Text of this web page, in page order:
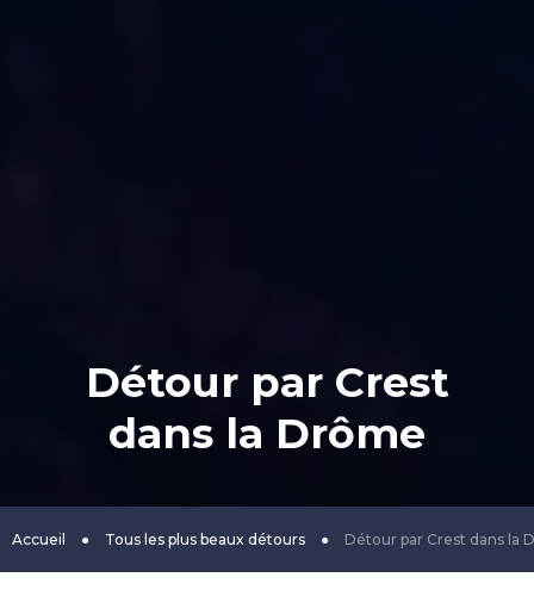
Détour par Crest
dans la Drôme
Accueil ● Tous les plus beaux détours ● Détour par Crest dans la